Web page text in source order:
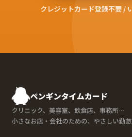
クレジットカード登録不要 /
ペンギンタイムカード
クリニック、美容室、飲食店、事務所…
小さなお店・会社のための、やさしい勤怠